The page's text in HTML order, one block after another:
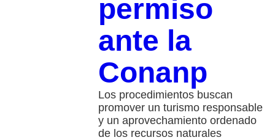
permiso
ante la
Conanp
Los procedimientos buscan
promover un turismo responsable
y un aprovechamiento ordenado
de los recursos naturales